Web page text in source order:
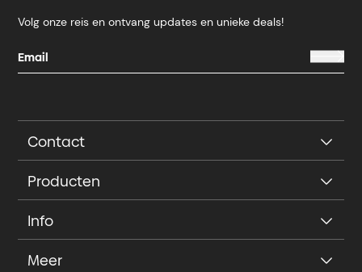
Volg onze reis en ontvang updates en unieke deals!
Contact
Producten
Info
Meer